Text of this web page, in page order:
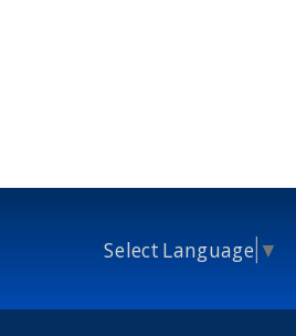
Select Language ▼